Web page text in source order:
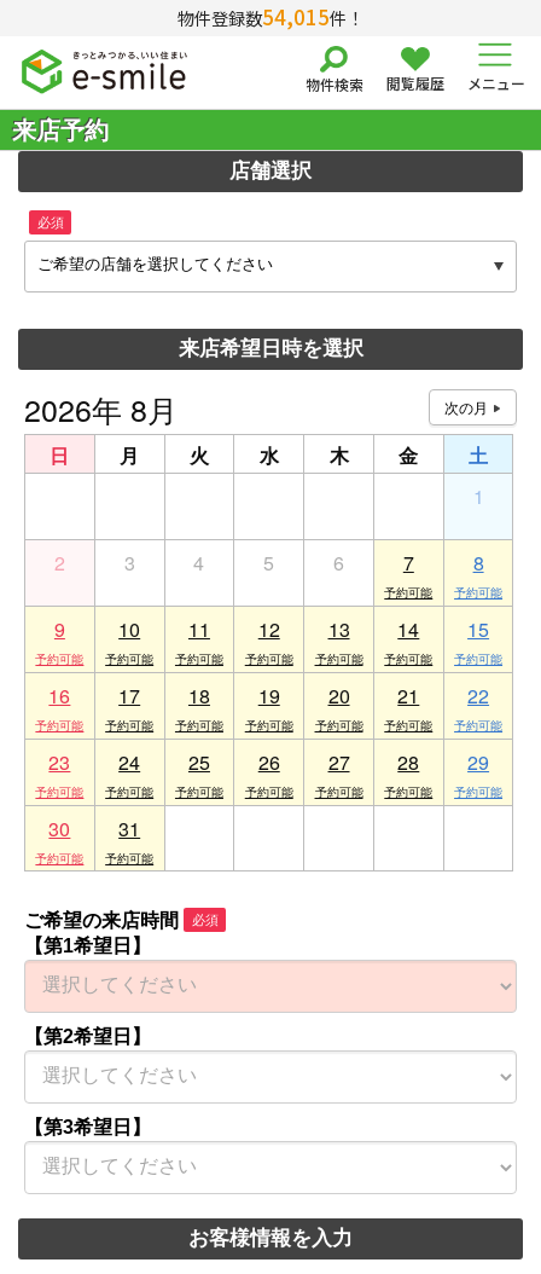
物件登録数54,015件！
物件検索 閲覧履歴 メニュー
来店予約
店舗選択
必須
ご希望の店舗を選択してください
来店希望日時を選択
2026年 8月
日 月 火 水 木 金
土
1
2 3 4 5 6 7 8
9 10 11 12 13 14 15
16 17 18 19 20 21 22
23 24 25 26 27 28 29
30 31
ご希望の来店時間 必須
【第1希望日】
【第2希望日】
【第3希望日】
お客様情報を入力